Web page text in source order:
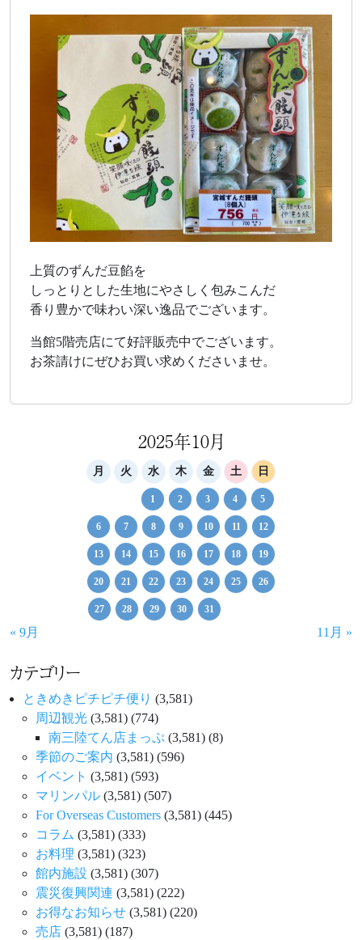
上質のずんだ豆餡を
しっとりとした生地にやさしく包みこんだ
香り豊かで味わい深い逸品でございます。
当館5階売店にて好評販売中でございます。
お茶請けにぜひお買い求めくださいませ。
2025年10月
月 火 水 木 金 土 日
1 2 3 4 5
6 7 8 9 10 11 12
13 14 15 16 17 18 19
20 21 22 23 24 25 26
27 28 29 30 31
« 9月 11月 »
カテゴリー
ときめきピチピチ便り (3,581)
周辺観光 (3,581) (774)
南三陸てん店まっぷ (3,581) (8)
季節のご案内 (3,581) (596)
イベント (3,581) (593)
マリンパル (3,581) (507)
For Overseas Customers (3,581) (445)
コラム (3,581) (333)
お料理 (3,581) (323)
館内施設 (3,581) (307)
震災復興関連 (3,581) (222)
お得なお知らせ (3,581) (220)
売店 (3,581) (187)